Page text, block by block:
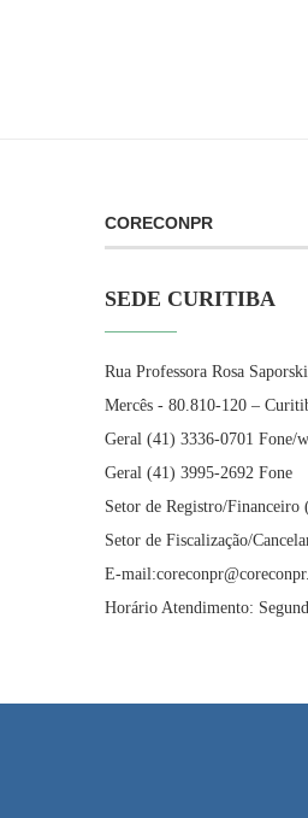
CORECONPR
SEDE CURITIBA
Rua Professora Rosa
Mercês - 80.810-120 –
Geral (41) 3336-0701 Fone/
Geral (41) 3995-2692 Fone
Setor de Registro/Financeiro
Setor de Fiscalização/
E-
Horário Atendimento: